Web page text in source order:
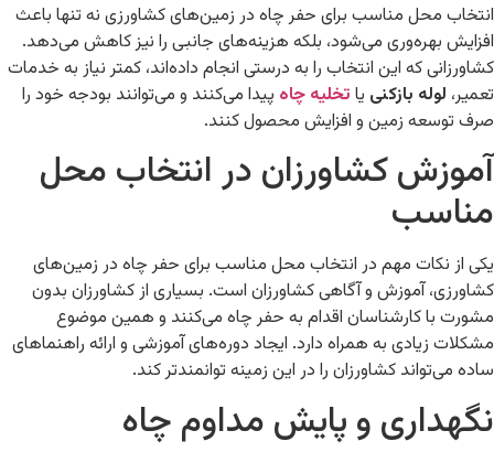
انتخاب محل مناسب برای حفر چاه در زمین‌های کشاورزی نه تنها باعث
افزایش بهره‌وری می‌شود، بلکه هزینه‌های جانبی را نیز کاهش می‌دهد.
کشاورزانی که این انتخاب را به درستی انجام داده‌اند، کمتر نیاز به خدمات
تعمیر، لوله بازکنی یا تخلیه چاه پیدا می‌کنند و می‌توانند بودجه خود را
صرف توسعه زمین و افزایش محصول کنند.
آموزش کشاورزان در انتخاب محل
مناسب
یکی از نکات مهم در انتخاب محل مناسب برای حفر چاه در زمین‌های
کشاورزی، آموزش و آگاهی کشاورزان است. بسیاری از کشاورزان بدون
مشورت با کارشناسان اقدام به حفر چاه می‌کنند و همین موضوع
مشکلات زیادی به همراه دارد. ایجاد دوره‌های آموزشی و ارائه راهنماهای
ساده می‌تواند کشاورزان را در این زمینه توانمندتر کند.
نگهداری و پایش مداوم چاه